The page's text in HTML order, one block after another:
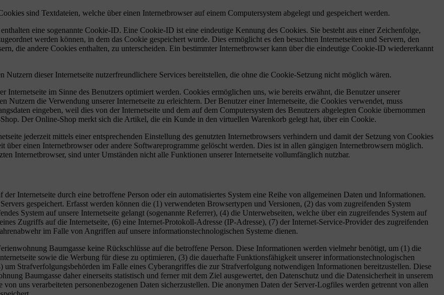
sind Textdateien, welche über einen Internetbrowser auf einem Computersystem abgelegt und gespeichert werden.
eine sogenannte Cookie-ID. Eine Cookie-ID ist eine eindeutige Kennung des Cookies. Sie besteht aus einer Zeichenfolge,
werden können, in dem das Cookie gespeichert wurde. Dies ermöglicht es den besuchten Internetseiten und Servern, den
die andere Cookies enthalten, zu unterscheiden. Ein bestimmter Internetbrowser kann über die eindeutige Cookie-ID wiedererkannt
dieser Internetseite nutzerfreundlichere Services bereitstellen, die ohne die Cookie-Setzung nicht möglich wären.
Internetseite im Sinne des Benutzers optimiert werden. Cookies ermöglichen uns, wie bereits erwähnt, die Benutzer unserer
Nutzern die Verwendung unserer Internetseite zu erleichtern. Der Benutzer einer Internetseite, die Cookies verwendet, muss
eingeben, weil dies von der Internetseite und dem auf dem Computersystem des Benutzers abgelegten Cookie übernommen
Der Online-Shop merkt sich die Artikel, die ein Kunde in den virtuellen Warenkorb gelegt hat, über ein Cookie.
jederzeit mittels einer entsprechenden Einstellung des genutzten Internetbrowsers verhindern und damit der Setzung von Cookies
über einen Internetbrowser oder andere Softwareprogramme gelöscht werden. Dies ist in allen gängigen Internetbrowsern möglich.
Internetbrowser, sind unter Umständen nicht alle Funktionen unserer Internetseite vollumfänglich nutzbar.
Internetseite durch eine betroffene Person oder ein automatisiertes System eine Reihe von allgemeinen Daten und Informationen.
gespeichert. Erfasst werden können die (1) verwendeten Browsertypen und Versionen, (2) das vom zugreifenden System
System auf unsere Internetseite gelangt (sogenannte Referrer), (4) die Unterwebseiten, welche über ein zugreifendes System auf
Zugriffs auf die Internetseite, (6) eine Internet-Protokoll-Adresse (IP-Adresse), (7) der Internet-Service-Provider des zugreifenden
im Falle von Angriffen auf unsere informationstechnologischen Systeme dienen.
Baumgasse keine Rückschlüsse auf die betroffene Person. Diese Informationen werden vielmehr benötigt, um (1) die
sowie die Werbung für diese zu optimieren, (3) die dauerhafte Funktionsfähigkeit unserer informationstechnologischen
um Strafverfolgungsbehörden im Falle eines Cyberangriffes die zur Strafverfolgung notwendigen Informationen bereitzustellen. Diese
Baumgasse daher einerseits statistisch und ferner mit dem Ziel ausgewertet, den Datenschutz und die Datensicherheit in unserem
uns verarbeiteten personenbezogenen Daten sicherzustellen. Die anonymen Daten der Server-Logfiles werden getrennt von allen